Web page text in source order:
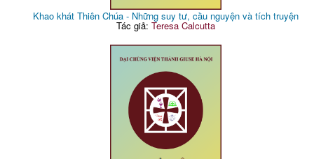
Khao khát Thiên Chúa - Những suy tư, cầu nguyện và tích truyện
Tác giả: Teresa Calcutta